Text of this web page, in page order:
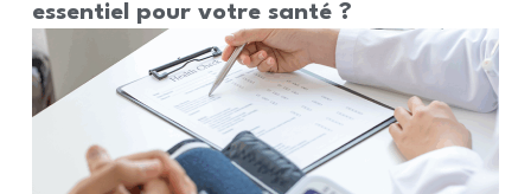
essentiel pour votre santé ?